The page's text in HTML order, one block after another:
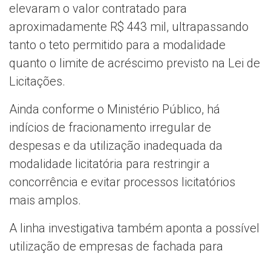
elevaram o valor contratado para
aproximadamente R$ 443 mil, ultrapassando
tanto o teto permitido para a modalidade
quanto o limite de acréscimo previsto na Lei de
Licitações.
Ainda conforme o Ministério Público, há
indícios de fracionamento irregular de
despesas e da utilização inadequada da
modalidade licitatória para restringir a
concorrência e evitar processos licitatórios
mais amplos.
A linha investigativa também aponta a possível
utilização de empresas de fachada para